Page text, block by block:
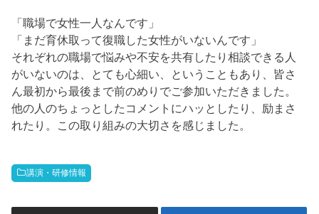
「職場で女性一人なんです」
「まだ育休取って復職した女性がいないんです」
それぞれの職場で悩みや不安を共有したり相談できる人
がいないのは、とても心細い、ということもあり、皆さ
ん最初から最後まで前のめりでご参加いただきました。
他の人のちょっとしたコメントにハッとしたり、励まさ
れたり。この取り組みの大切さを感じました。
講演・研修情報